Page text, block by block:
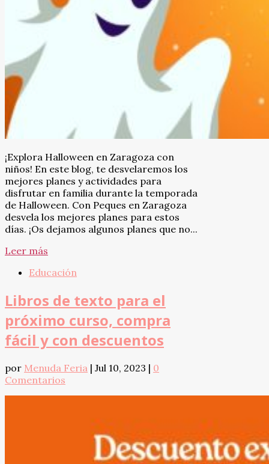
¡Explora Halloween en Zaragoza con
niños! En este blog, te desvelaremos los
mejores planes y actividades para
disfrutar en familia durante la temporada
de Halloween. Con Peques en Zaragoza
desvela los mejores planes para estos
días. ¡Os dejamos algunos planes que no...
Leer más
Educación
Libros de texto para el
próximo curso, compra
fácil y con descuentos
por Menuda Feria | Jul 10, 2023 | 0
Comentarios